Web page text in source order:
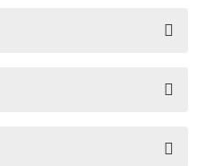
sorulmamış.
öneri formunu